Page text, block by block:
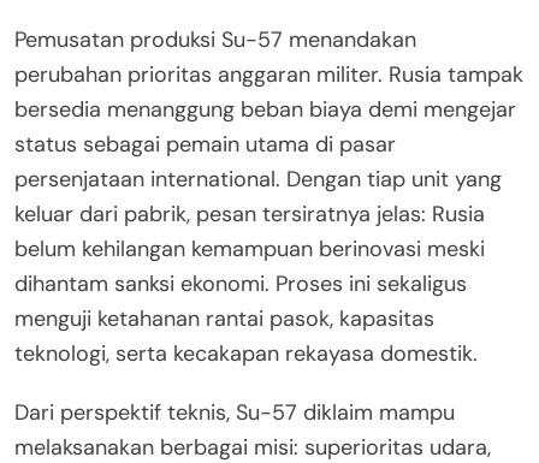
Pemusatan produksi Su-57 menandakan
perubahan prioritas anggaran militer. Rusia tampak
bersedia menanggung beban biaya demi mengejar
status sebagai pemain utama di pasar
persenjataan international. Dengan tiap unit yang
keluar dari pabrik, pesan tersiratnya jelas: Rusia
belum kehilangan kemampuan berinovasi meski
dihantam sanksi ekonomi. Proses ini sekaligus
menguji ketahanan rantai pasok, kapasitas
teknologi, serta kecakapan rekayasa domestik.
Dari perspektif teknis, Su-57 diklaim mampu
melaksanakan berbagai misi: superioritas udara,